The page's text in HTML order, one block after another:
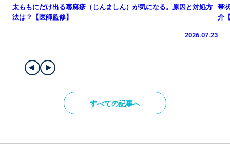
太ももにだけ出る蕁麻疹（じんましん）が気になる。原因と対処方
法は？【医師監修】
2026.07.23
帯
介
すべての記事へ